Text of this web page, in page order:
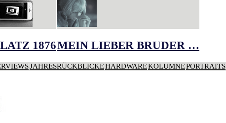
1876MEIN LIEBER BRUDER …
JAHRESRÜCKBLICKEHARDWAREKOLUMNEPORTRAITS